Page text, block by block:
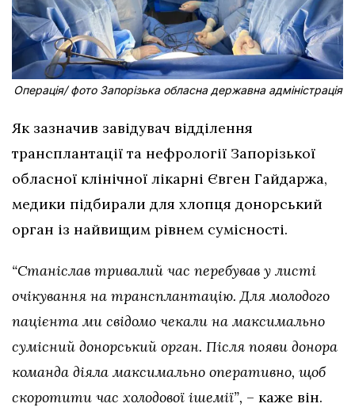
Операція/ фото Запорізька обласна державна адміністрація
Як зазначив завідувач відділення
трансплантації та нефрології Запорізької
обласної клінічної лікарні Євген Гайдаржа,
медики підбирали для хлопця донорський
орган із найвищим рівнем сумісності.
“Станіслав тривалий час перебував у листі
очікування на трансплантацію. Для молодого
пацієнта ми свідомо чекали на максимально
сумісний донорський орган. Після появи донора
команда діяла максимально оперативно, щоб
скоротити час холодової ішемії”, – каже він.